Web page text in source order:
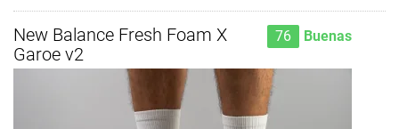
New Balance Fresh Foam X
Garoe v2
76 Buenas